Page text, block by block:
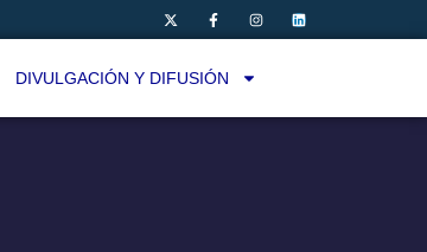
DIVULGACIÓN Y DIFUSIÓN